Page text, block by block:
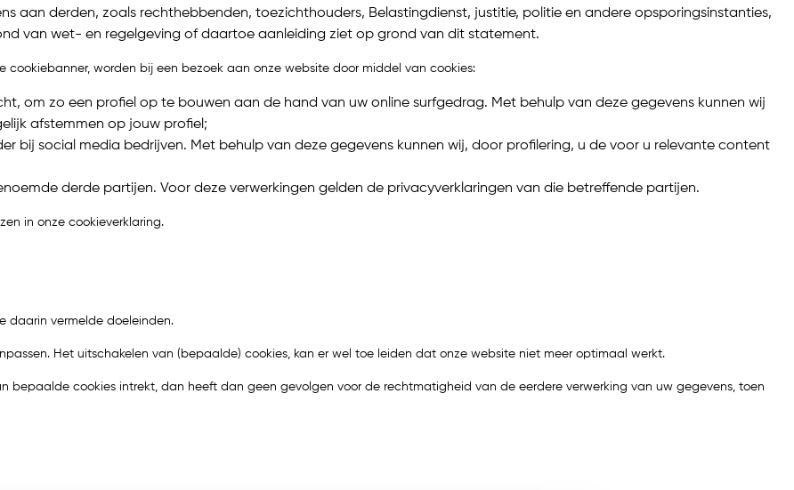
aan derden, zoals rechthebbenden, toezichthouders, Belastingdienst, justitie, politie en andere opsporingsinstanties,
van wet- en regelgeving of daartoe aanleiding ziet op grond van dit statement.
worden bij een bezoek aan onze website door middel van cookies:
om zo een profiel op te bouwen aan de hand van uw online surfgedrag. Met behulp van deze gegevens kunnen wij
afstemmen op jouw profiel;
bij social media bedrijven. Met behulp van deze gegevens kunnen wij, door profilering, u de voor u relevante content
derde partijen. Voor deze verwerkingen gelden de privacyverklaringen van die betreffende partijen.
in onze cookieverklaring.
daarin vermelde doeleinden.
Het uitschakelen van (bepaalde) cookies, kan er wel toe leiden dat onze website niet meer optimaal werkt.
bepaalde cookies intrekt, dan heeft dan geen gevolgen voor de rechtmatigheid van de eerdere verwerking van uw gegevens, toen